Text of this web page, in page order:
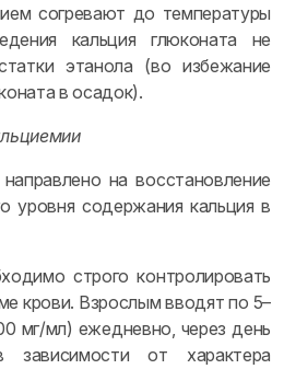
согревают до температуры
кальция глюконата не
этанола (во избежание
в осадок).
на восстановление
уровня содержания кальция в
строго контролировать
крови. Взрослым вводят по 5–
мг/мл) ежедневно, через день
от характера